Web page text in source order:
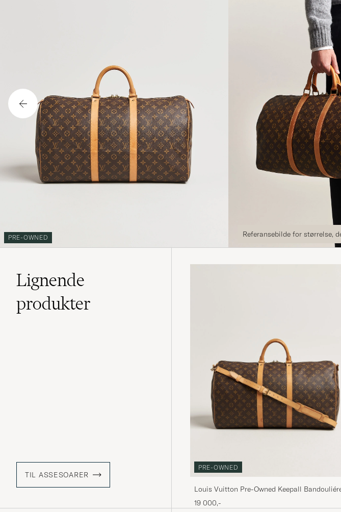
PRE-OWNED Referansebilde for størrelse,
Lignende
produkter
TIL ASSESOARER
PRE-OWNED
Louis Vuitton Pre-Owned Keepall
Monogram
19 000,-